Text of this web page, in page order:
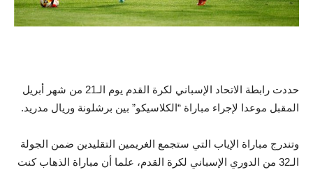
حددت رابطة الاتحاد الإسباني لكرة القدم يوم الـ21 من شهر أبريل
المقبل موعدا لإجراء مباراة “الكلاسيكو” بين برشلونة وريال مدريد.
وتندرج مباراة الإياب التي ستجمع الغريمين التقليدين ضمن الجولة
الـ32 من الدوري الإسباني لكرة القدم، علما أن مباراة الذهاب كنت